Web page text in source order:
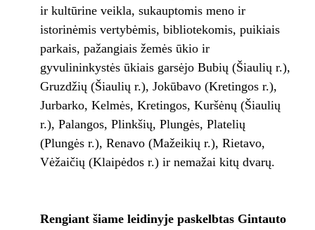
ir kultūrine veikla, sukauptomis meno ir
istorinėmis vertybėmis, bibliotekomis, puikiais
parkais, pažangiais žemės ūkio ir
gyvulininkystės ūkiais garsėjo Bubių (Šiaulių r.),
Gruzdžių (Šiaulių r.), Jokūbavo (Kretingos r.),
Jurbarko, Kelmės, Kretingos, Kuršėnų (Šiaulių
r.), Palangos, Plinkšių, Plungės, Platelių
(Plungės r.), Renavo (Mažeikių r.), Rietavo,
Vėžaičių (Klaipėdos r.) ir nemažai kitų dvarų.
Rengiant šiame leidinyje paskelbtas Gintauto